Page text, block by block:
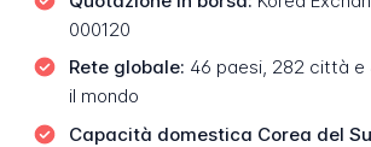
000120
Rete globale: 46 paesi, 282 città e
il mondo
Capacità domestica Corea del